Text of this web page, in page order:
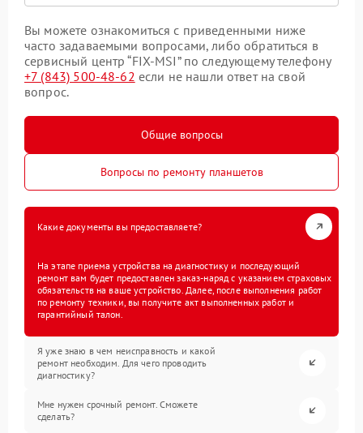
Вы можете ознакомиться с приведенными ниже
часто задаваемыми вопросами, либо обратиться в
сервисный центр “FIX-MSI” по следующему телефону
+7 (843) 500-48-62 если не нашли ответ на свой
вопрос.
Общие вопросы
Вопросы по ремонту планшетов
Какие документы вы предоставляете?
На этапе приема устройства на диагностику и последующий
ремонт вам будет предоставлен заказ-наряд с указанием страховых
обязательств на ваше устройство. Далее, после выполнения работ
по ремонту техники, вы получите акт выполненных работ и
гарантийный талон.
Я уже знаю в чем неисправность и какой
ремонт необходим. Для чего проводить
диагностику?
Мне нужен срочный ремонт. Сможете
сделать?